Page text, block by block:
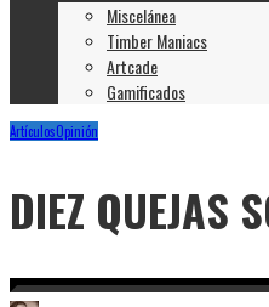
Miscelánea
Timber Maniacs
Artcade
Gamificados
ArtículosOpinión
DIEZ QUEJAS